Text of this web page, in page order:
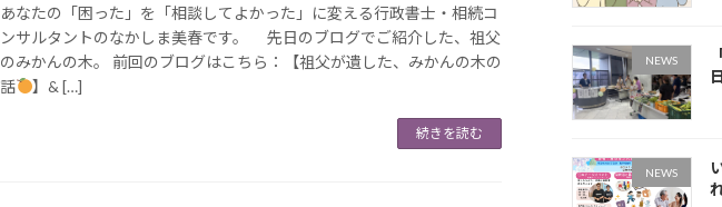
あなたの「困った」を「相談してよかった」に変える行政書士・相続コ
ンサルタントのなかしま美春です。 先日のブログでご紹介した、祖父
のみかんの木。 前回のブログはこちら：【祖父が遺した、みかんの木の
話
】& […]
続きを読む
NEWS
NEWS